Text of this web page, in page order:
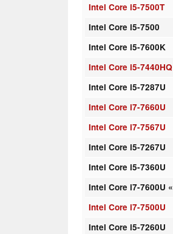
Intel Core i5-7500T
Intel Core i5-7500
Intel Core i5-7600K
Intel Core i5-7440HQ
Intel Core i5-7287U
Intel Core i7-7660U
Intel Core i7-7567U
Intel Core i5-7267U
Intel Core i5-7360U
Intel Core i7-7600U «
Intel Core i7-7500U
Intel Core i5-7260U